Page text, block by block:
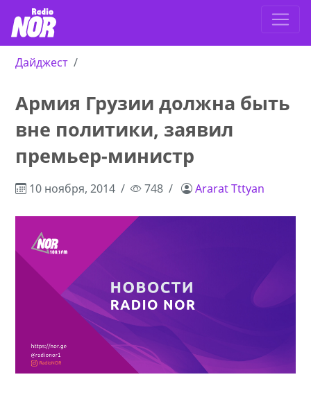
Дайджест
Армия Грузии должна быть
вне политики, заявил
премьер-министр
10 ноября, 2014 748 Ararat Tttyan